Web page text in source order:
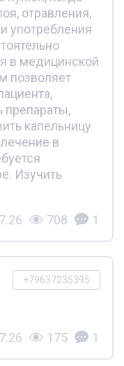
отравления,
употребления
в медицинской
позволяет
препараты,
капельницу
в
Изучить
708 1
+79637235395
175 1